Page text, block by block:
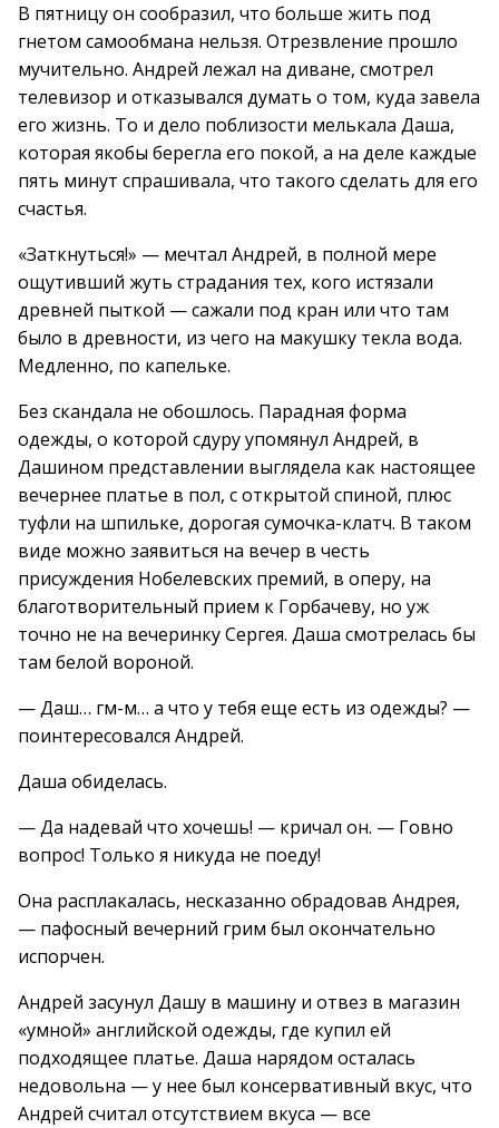
В пятницу он сообразил, что больше жить под
гнетом самообмана нельзя. Отрезвление прошло
мучительно. Андрей лежал на диване, смотрел
телевизор и отказывался думать о том, куда завела
его жизнь. То и дело поблизости мелькала Даша,
которая якобы берегла его покой, а на деле каждые
пять минут спрашивала, что такого сделать для его
счастья.
«Заткнуться!» — мечтал Андрей, в полной мере
ощутивший жуть страдания тех, кого истязали
древней пыткой — сажали под кран или что там
было в древности, из чего на макушку текла вода.
Медленно, по капельке.
Без скандала не обошлось. Парадная форма
одежды, о которой сдуру упомянул Андрей, в
Дашином представлении выглядела как настоящее
вечернее платье в пол, с открытой спиной, плюс
туфли на шпильке, дорогая сумочка-клатч. В таком
виде можно заявиться на вечер в честь
присуждения Нобелевских премий, в оперу, на
благотворительный прием к Горбачеву, но уж
точно не на вечеринку Сергея. Даша смотрелась бы
там белой вороной.
— Даш… гм-м… а что у тебя еще есть из одежды? —
поинтересовался Андрей.
Даша обиделась.
— Да надевай что хочешь! — кричал он. — Говно
вопрос! Только я никуда не поеду!
Она расплакалась, несказанно обрадовав Андрея,
— пафосный вечерний грим был окончательно
испорчен.
Андрей засунул Дашу в машину и отвез в магазин
«умной» английской одежды, где купил ей
подходящее платье. Даша нарядом осталась
недовольна — у нее был консервативный вкус, что
Андрей считал отсутствием вкуса — все